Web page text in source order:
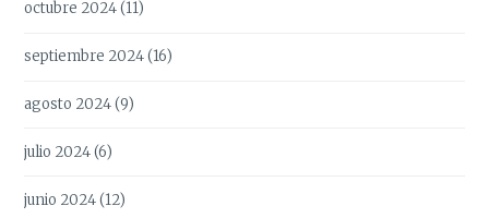
octubre 2024(11)
septiembre 2024(16)
agosto 2024(9)
julio 2024(6)
junio 2024(12)